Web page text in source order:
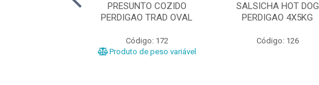
PRESUNTO COZIDO
PERDIGAO TRAD OVAL
Código: 172
Produto de peso variável
SALSICHA HOT DOG
PERDIGAO 4X5KG
Código: 126